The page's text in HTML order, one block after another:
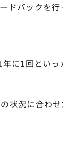
ドバックを行
に1回といっ
状況に合わ